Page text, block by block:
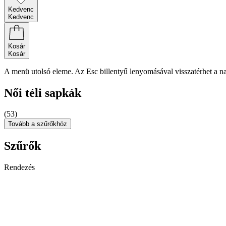
Kedvenc
Kedvenc
Kosár
Kosár
A menü utolsó eleme. Az Esc billentyű lenyomásával visszatérhet a
Női téli sapkák
(53)
Tovább a szűrőkhöz
Szűrők
Rendezés